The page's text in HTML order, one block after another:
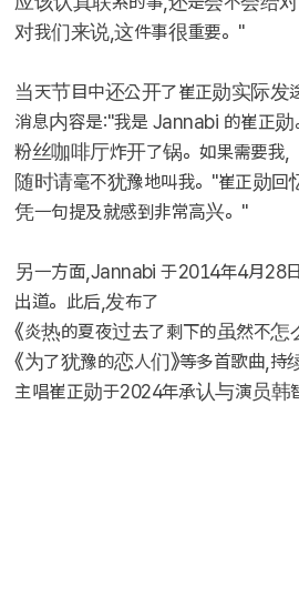
对我们来说,这件事很重要。"
当天节目中还公开了崔正勋实际发
消息内容是:"我是 Jannabi 的崔正
粉丝咖啡厅炸开了锅。如果需要我,
随时请毫不犹豫地叫我。"崔正勋
凭一句提及就感到非常高兴。"
另一方面,Jannabi 于2014年4月28日
出道。此后,发布了
《炎热的夏夜过去了剩下的虽然不怎么
《为了犹豫的恋人们》等多首歌曲,持
主唱崔正勋于2024年承认与演员韩